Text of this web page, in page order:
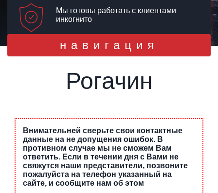
Мы готовы работать с клиентами
инкогнито
Toggle
navigation
навигация
Рогачин
Внимательней сверьте свои контактные
данные на не допущения ошибок. В
противном случае мы не сможем Вам
ответить. Если в течении дня с Вами не
свяжутся наши представители, позвоните
пожалуйста на телефон указанный на
сайте, и сообщите нам об этом